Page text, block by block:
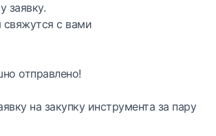
заявку.
с вами
отправлено!
на закупку инструмента за пару